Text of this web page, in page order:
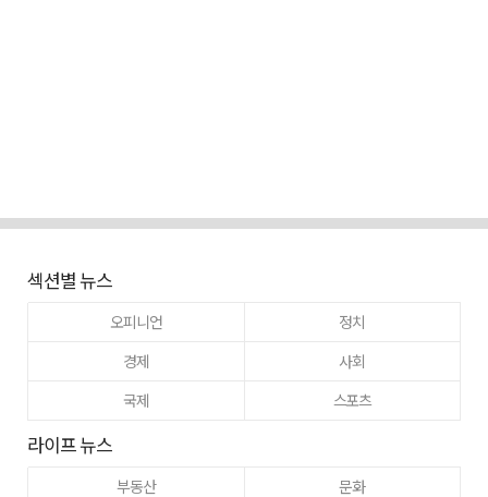
섹션별 뉴스
오피니언
정치
경제
사회
국제
스포츠
라이프 뉴스
부동산
문화